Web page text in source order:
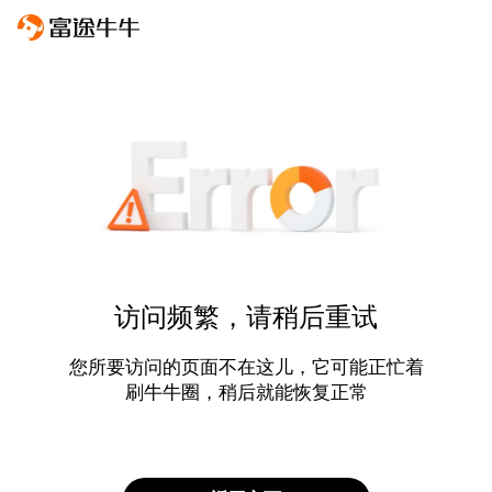
访问频繁，请稍后重试
您所要访问的页面不在这儿，它可能正忙着
刷牛牛圈，稍后就能恢复正常